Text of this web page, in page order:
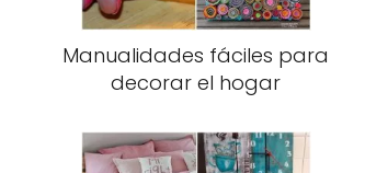
Manualidades fáciles para
decorar el hogar